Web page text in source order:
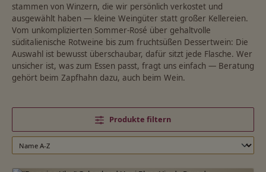
stammen von Winzern, die wir persönlich verkostet und
ausgewählt haben — kleine Weingüter statt großer Kellereien.
Vom unkomplizierten Sommer-Rosé über gehaltvolle
süditalienische Rotweine bis zum fruchtsüßen Dessertwein: Die
Auswahl ist bewusst überschaubar, dafür sitzt jede Flasche. Wer
unsicher ist, was zum Essen passt, fragt uns einfach — Beratung
gehört beim Zapfhahn dazu, auch beim Wein.
Produkte filtern